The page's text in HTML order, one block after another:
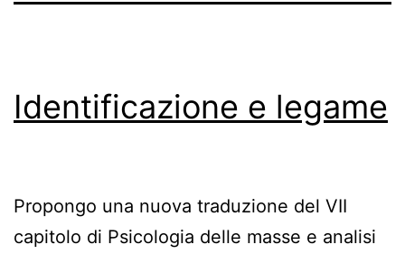
Identificazione e legame
Propongo una nuova traduzione del VII
capitolo di Psicologia delle masse e analisi